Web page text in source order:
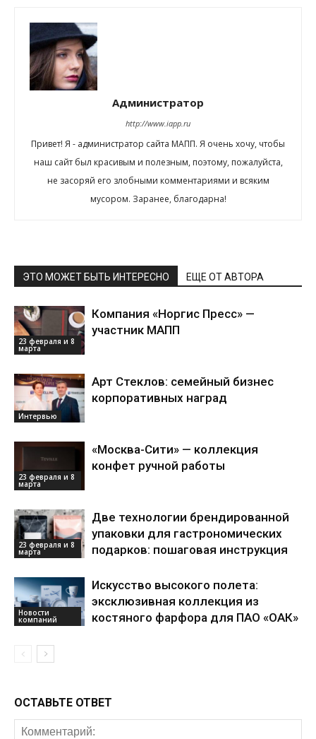
Администратор
http://www.iapp.ru
Привет! Я - администратор сайта МАПП. Я очень хочу, чтобы
наш сайт был красивым и полезным, поэтому, пожалуйста,
не засоряй его злобными комментариями и всяким
мусором. Заранее, благодарна!
ЭТО МОЖЕТ БЫТЬ ИНТЕРЕСНО ЕЩЕ ОТ АВТОРА
23 февраля и 8
марта
Компания «Норгис Пресс» —
участник МАПП
Интервью
Арт Стеклов: семейный бизнес
корпоративных наград
23 февраля и 8
марта
«Москва-Сити» — коллекция
конфет ручной работы
23 февраля и 8
марта
Две технологии брендированной
упаковки для гастрономических
подарков: пошаговая инструкция
Новости
компаний
Искусство высокого полета:
эксклюзивная коллекция из
костяного фарфора для ПАО «ОАК»
ОСТАВЬТЕ ОТВЕТ